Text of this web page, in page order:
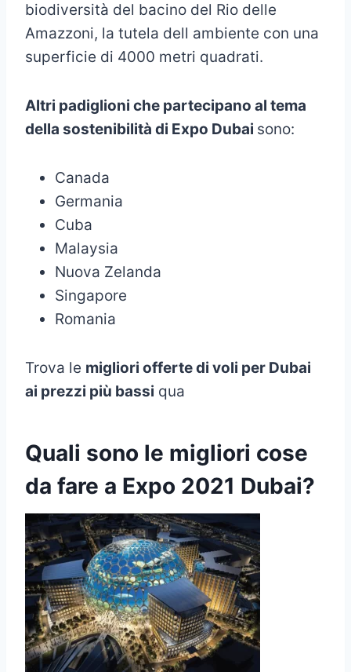
biodiversità del bacino del Rio delle
Amazzoni, la tutela dell ambiente con una
superficie di 4000 metri quadrati.
Altri padiglioni che partecipano al tema
della sostenibilità di Expo Dubai sono:
Canada
Germania
Cuba
Malaysia
Nuova Zelanda
Singapore
Romania
Trova le migliori offerte di voli per Dubai
ai prezzi più bassi qua
Quali sono le migliori cose
da fare a Expo 2021 Dubai?